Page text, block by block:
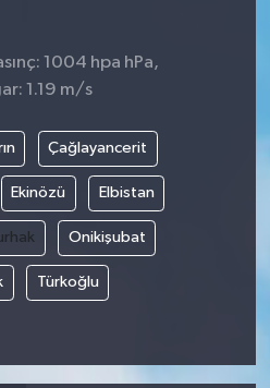
1004 hpa hPa,
1.19 m/s
Çağlayancerit
Ekinözü Elbistan
Onikişubat
Türkoğlu